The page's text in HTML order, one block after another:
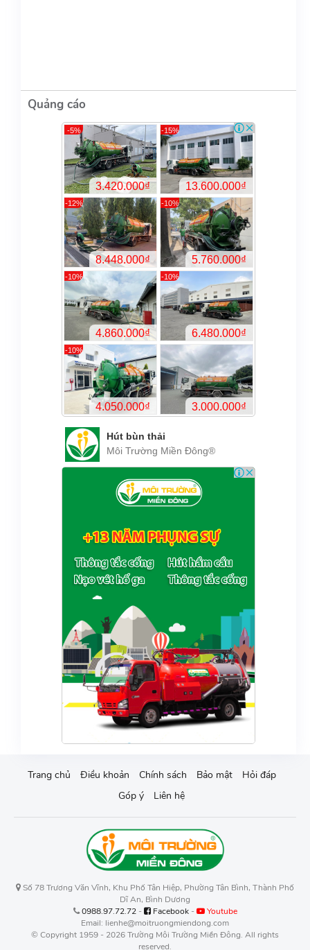
Hút bùn thải
Môi Trường Miền Đông®
Trang chủ Điều khoản Chính sách Bảo mật
Hỏi đáp
Góp ý
Liên hệ
Số 78 Trương Văn Vĩnh, Khu Phố Tân Hiệp, Phường Tân Bình, Thành Phố
Dĩ An, Bình Dương
0988.97.72.72- Facebook-
Youtube
Email: lienhe@moitruongmiendong.com
© Copyright 1959 - 2026 Trường Môi Trường Miền Đông. All rights
reserved.